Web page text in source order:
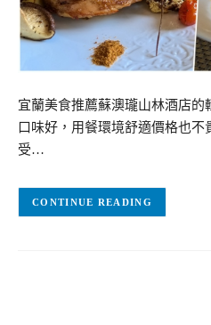
宜蘭美食推薦蘇澳瓏山林酒店
口味好，用餐環境舒適價格也
受…
CONTINUE READING